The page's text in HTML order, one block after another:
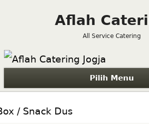
Aflah
All Service Catering
Pilih Menu
/ Snack Dus